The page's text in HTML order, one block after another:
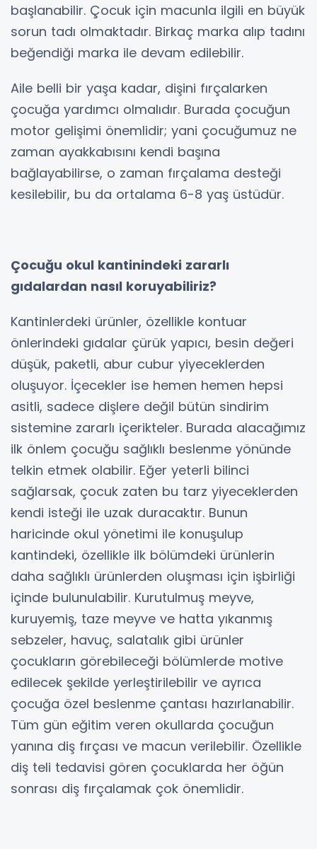
başlanabilir. Çocuk için macunla ilgili en büyük
sorun tadı olmaktadır. Birkaç marka alıp tadını
beğendiği marka ile devam edilebilir.
Aile belli bir yaşa kadar, dişini fırçalarken
çocuğa yardımcı olmalıdır. Burada çocuğun
motor gelişimi önemlidir; yani çocuğumuz ne
zaman ayakkabısını kendi başına
bağlayabilirse, o zaman fırçalama desteği
kesilebilir, bu da ortalama 6-8 yaş üstüdür.
Çocuğu okul kantinindeki zararlı
gıdalardan nasıl koruyabiliriz?
Kantinlerdeki ürünler, özellikle kontuar
önlerindeki gıdalar çürük yapıcı, besin değeri
düşük, paketli, abur cubur yiyeceklerden
oluşuyor. İçecekler ise hemen hemen hepsi
asitli, sadece dişlere değil bütün sindirim
sistemine zararlı içerikteler. Burada alacağımız
ilk önlem çocuğu sağlıklı beslenme yönünde
telkin etmek olabilir. Eğer yeterli bilinci
sağlarsak, çocuk zaten bu tarz yiyeceklerden
kendi isteği ile uzak duracaktır. Bunun
haricinde okul yönetimi ile konuşulup
kantindeki, özellikle ilk bölümdeki ürünlerin
daha sağlıklı ürünlerden oluşması için işbirliği
içinde bulunulabilir. Kurutulmuş meyve,
kuruyemiş, taze meyve ve hatta yıkanmış
sebzeler, havuç, salatalık gibi ürünler
çocukların görebileceği bölümlerde motive
edilecek şekilde yerleştirilebilir ve ayrıca
çocuğa özel beslenme çantası hazırlanabilir.
Tüm gün eğitim veren okullarda çocuğun
yanına diş fırçası ve macun verilebilir. Özellikle
diş teli tedavisi gören çocuklarda her öğün
sonrası diş fırçalamak çok önemlidir.